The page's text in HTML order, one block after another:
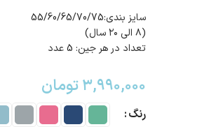
سایز بندی:55/60/65/70/75
(۸ الی ۲۰ سال)
تعداد در هر جین: 5 عدد
۳,۹۹۰,۰۰۰تومان
رنگ